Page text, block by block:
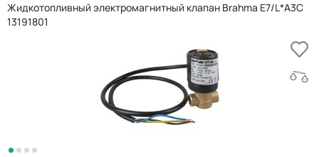
Жидкотопливный электромагнитный клапан Brahma E7/L*A3C
13191801